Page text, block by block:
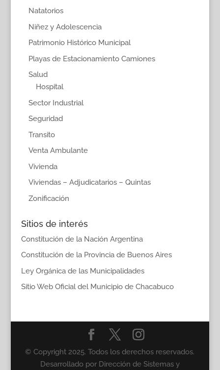
Natatorios
Niñez y Adolescencia
Patrimonio Histórico Municipal
Playas de Estacionamiento Camiones
Salud
Hospital
Sector Industrial
Seguridad
Transito
Venta Ambulante
Vivienda
Viviendas – Adjudicatarios – Quintas
Zonificación
Sitios de interés
Constitución de la Nación Argentina
Constitución de la Provincia de Buenos Aires
Ley Orgánica de las Municipalidades
Sitio Web Oficial del Municipio de Chacabuco
© Copyright 2025. Todos los derechos reservados.
Desarrollado por Dirección de Sistemas y